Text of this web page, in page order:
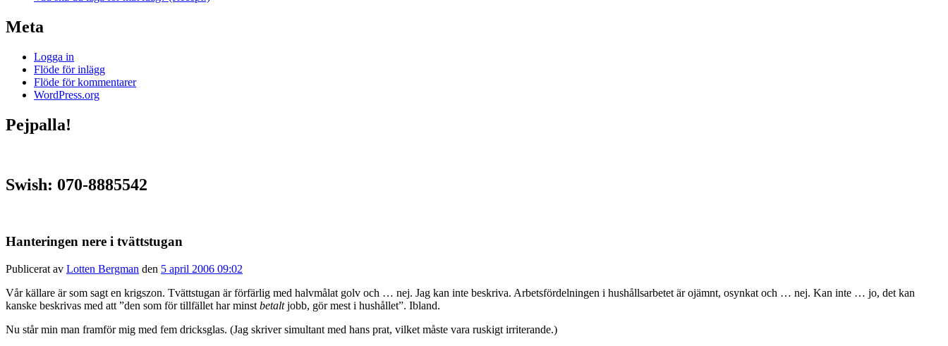
Meta
Logga in
Flöde för inlägg
Flöde för kommentarer
WordPress.org
Pejpalla!
Swish: 070-8885542
Hanteringen nere i tvättstugan
Publicerat av Lotten Bergman den 5 april 2006 09:02
Vår källare är som sagt en krigszon. Tvättstugan är förfärlig med halvmålat golv och … nej. Jag kan inte beskriva. Arbetsfördelningen i hushållsarbetet är ojämnt, osynkat och … nej. Kan inte … jo, det kan
kanske beskrivas med att ”den som för tillfället har minst betaltjobb, gör mest i hushållet”. Ibland.
Nu står min man framför mig med fem dricksglas. (Jag skriver simultant med hans prat, vilket måste vara ruskigt irriterande.)